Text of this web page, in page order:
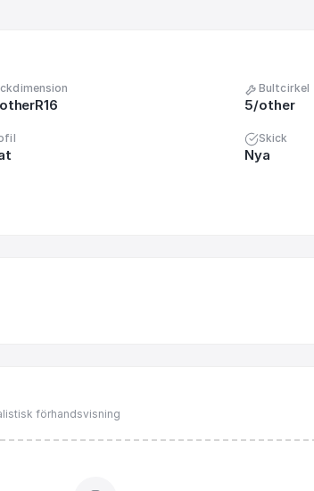
Bultcirkel
5/other
Skick
Nya
förhandsvisning